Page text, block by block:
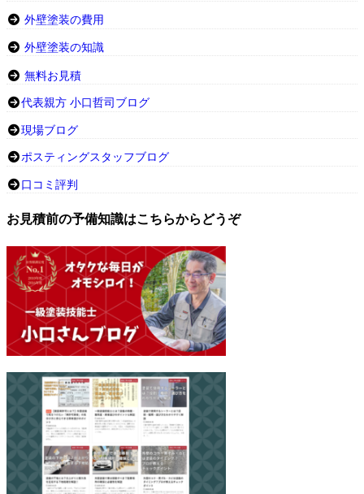
外壁塗装の費用
外壁塗装の知識
無料お見積
代表親方 小口哲司ブログ
現場ブログ
ポスティングスタッフブログ
口コミ評判
お見積前の予備知識はこちらからどうぞ